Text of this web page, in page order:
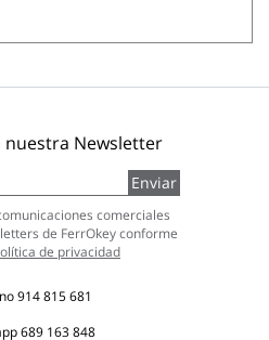
nuestra Newsletter
Enviar
comerciales
de FerrOkey conforme
de privacidad
914 815 681
689 163 848